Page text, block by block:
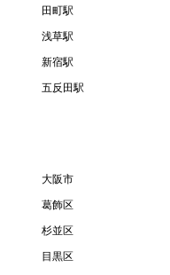
味します。
賃貸借契約（以下
のことで、利用者の
とを意味します。
るために必要な当社
期間、オプション等
締結後から契約期間
田町駅
浅草駅
新宿駅
五反田駅
大阪市
葛飾区
杉並区
目黒区